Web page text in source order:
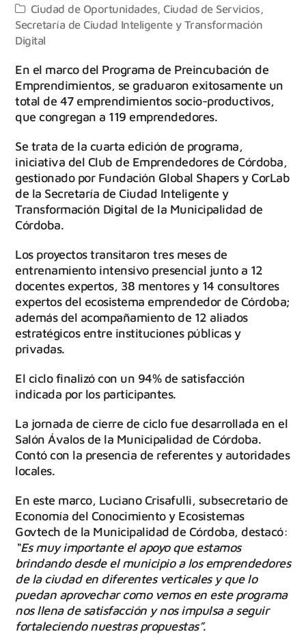
Ciudad de Oportunidades ,Ciudad de Servicios
Secretaría de Ciudad Inteligente y Transformación
Digital
En el marco del Programa de Preincubación de
Emprendimientos, se graduaron exitosamente un
total de 47 emprendimientos socio-productivos,
que congregan a 119 emprendedores.
Se trata de la cuarta edición de programa,
iniciativa del Club de Emprendedores de Córdoba,
gestionado por Fundación Global Shapers y CorLab
de la Secretaría de Ciudad Inteligente y
Transformación Digital de la Municipalidad de
Córdoba.
Los proyectos transitaron tres meses de
entrenamiento intensivo presencial junto a 12
docentes expertos, 38 mentores y 14 consultores
expertos del ecosistema emprendedor de Córdoba;
además del acompañamiento de 12 aliados
estratégicos entre instituciones públicas y
privadas.
El ciclo finalizó con un 94% de satisfacción
indicada por los participantes.
La jornada de cierre de ciclo fue desarrollada en el
Salón Ávalos de la Municipalidad de Córdoba.
Contó con la presencia de referentes y autoridades
locales.
En este marco, Luciano Crisafulli, subsecretario de
Economía del Conocimiento y Ecosistemas
Govtech de la Municipalidad de Córdoba, destacó:
“Es muy importante el apoyo que estamos
brindando desde el municipio a los emprendedores
de la ciudad en diferentes verticales y que lo
puedan aprovechar como vemos en este programa
nos llena de satisfacción y nos impulsa a seguir
fortaleciendo nuestras propuestas”.